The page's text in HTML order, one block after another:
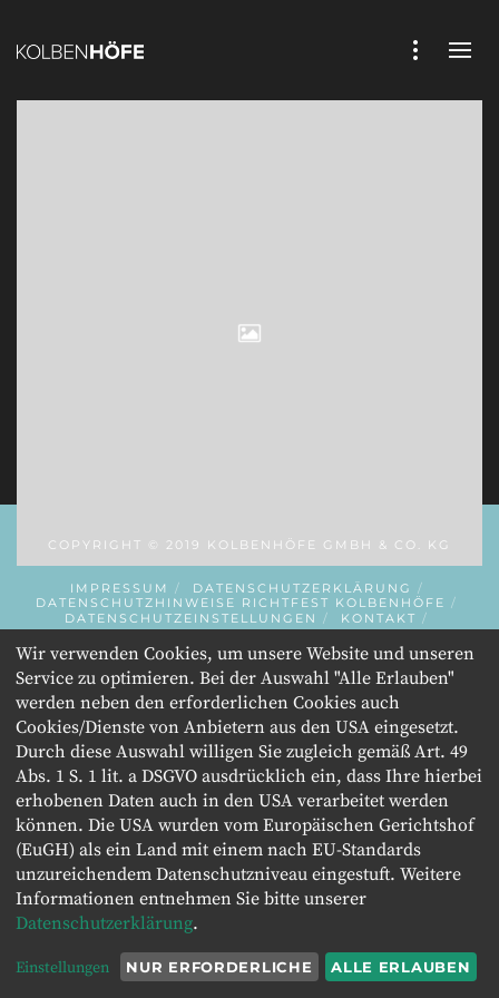
COPYRIGHT © 2019 KOLBENHÖFE GMBH & CO. KG
IMPRESSUM
DATENSCHUTZERKLÄRUNG
DATENSCHUTZHINWEISE RICHTFEST KOLBENHÖFE
DATENSCHUTZEINSTELLUNGEN
KONTAKT
INITIATOR
Wir verwenden Cookies, um unsere Website und unseren
Service zu optimieren. Bei der Auswahl "Alle Erlauben"
werden neben den erforderlichen Cookies auch
Cookies/Dienste von Anbietern aus den USA eingesetzt.
Durch diese Auswahl willigen Sie zugleich gemäß Art. 49
Abs. 1 S. 1 lit. a DSGVO ausdrücklich ein, dass Ihre hierbei
erhobenen Daten auch in den USA verarbeitet werden
können. Die USA wurden vom Europäischen Gerichtshof
(EuGH) als ein Land mit einem nach EU-Standards
unzureichendem Datenschutzniveau eingestuft. Weitere
Informationen entnehmen Sie bitte unserer
Datenschutzerklärung.
Einstellungen NUR ERFORDERLICHE ALLE ERLAUBEN